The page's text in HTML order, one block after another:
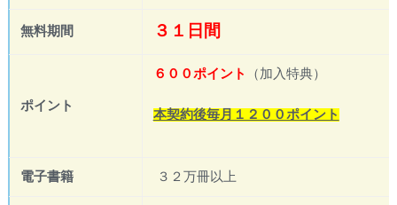
無料期間 ３１日間
ポイント
６００ポイント （加入特典）
本契約後毎月１２００ポイント
電子書籍 ３２万冊以上